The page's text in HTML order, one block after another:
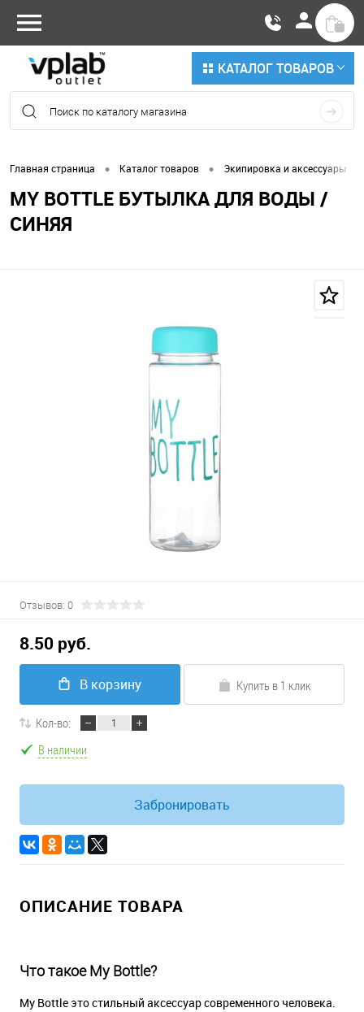
КАТАЛОГ ТОВАРОВ
Главная страница • Каталог товаров • Экипировка и аксессуары
MY BOTTLE БУТЫЛКА ДЛЯ ВОДЫ /
СИНЯЯ
Отзывов: 0
8.50 руб.
В корзину Купить в 1 клик
Кол-во:
В наличии
Забронировать
ОПИСАНИЕ ТОВАРА
Что такое My Bottle?
My Bottle это стильный аксессуар современного человека.